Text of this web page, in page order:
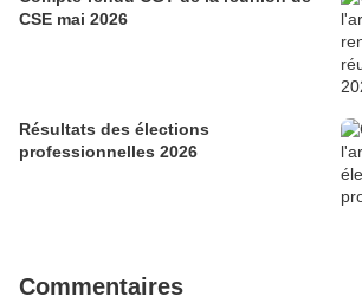
CSE mai 2026
Résultats des élections
professionnelles 2026
Commentaires